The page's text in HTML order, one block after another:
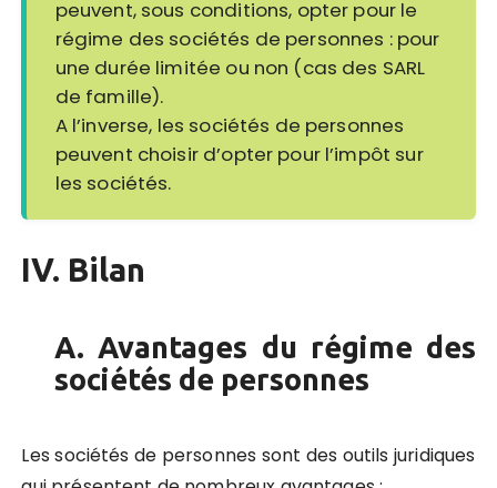
peuvent, sous conditions, opter pour le
régime des sociétés de personnes : pour
une durée limitée ou non (cas des SARL
de famille).
A l’inverse, les sociétés de personnes
peuvent choisir d’opter pour l’impôt sur
les sociétés.
IV. Bilan
A. Avantages du régime des
sociétés de personnes
Les sociétés de personnes sont des outils juridiques